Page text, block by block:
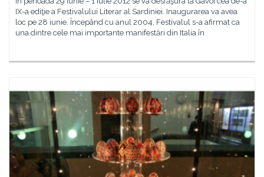
IX-a ediţie a Festivalului Literar al Sardiniei. Inaugurarea va avea
loc pe 28 iunie. Începând cu anul 2004, Festivalul s-a afirmat ca
una dintre cele mai importante manifestări din Italia în